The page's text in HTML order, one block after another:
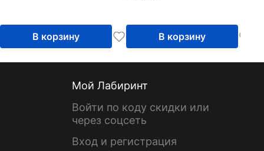
В корзину В корзину
Мой Лабиринт
Войти по коду скидки или
через соцсеть
Вход и регистрация